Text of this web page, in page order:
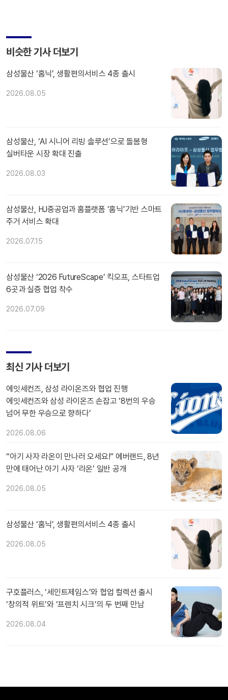
비슷한 기사 더보기
삼성물산 ‘홈닉’, 생활편의서비스 4종 출시
2026.08.05
삼성물산, ‘AI 시니어 리빙 솔루션’으로 돌봄형
실버타운 시장 확대 진출
2026.08.03
삼성물산, HJ중공업과 홈플랫폼 ‘홈닉’기반 스마트
주거 서비스 확대
2026.07.15
삼성물산 ‘2026 FutureScape’ 킥오프, 스타트업
6곳과 실증 협업 착수
2026.07.09
최신 기사 더보기
에잇세컨즈, 삼성 라이온즈와 협업 진행
에잇세컨즈와 삼성 라이온즈 손잡고 ‘8번의 우승
넘어 무한 우승으로 향하다’
2026.08.06
“아기 사자 라온이 만나러 오세요!” 에버랜드, 8년
만에 태어난 아기 사자 ‘라온’ 일반 공개
2026.08.05
삼성물산 ‘홈닉’, 생활편의서비스 4종 출시
2026.08.05
구호플러스, ‘세인트제임스’와 협업 컬렉션 출시
‘창의적 위트’와 ‘프렌치 시크’의 두 번째 만남
2026.08.04